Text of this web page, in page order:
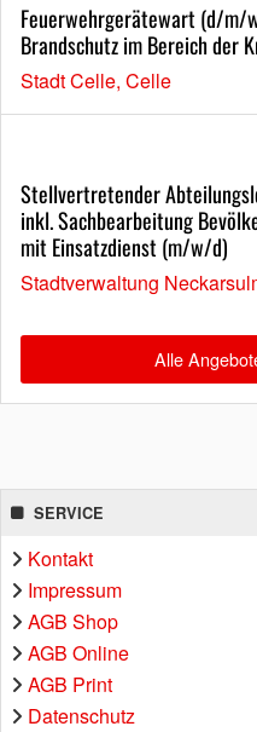
Feuerwehrgerätewart (d/m/
Brandschutz im Bereich der
Stadt Celle, Celle
Stellvertretender
inkl. Sachbearbeitung
mit Einsatzdienst (m/w/d)
Stadtverwaltung
Alle
SERVICE
Kontakt
Impressum
AGB Shop
AGB Online
AGB Print
Datenschutz